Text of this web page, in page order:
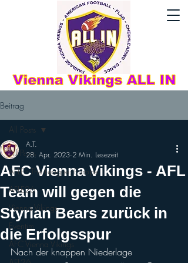
Beitrag
All Posts
AFLE - The League: Europe
AFLE26
Vienna Vikings
Eventim
AFC Vienna Vikings
All Posts
AFC Vienna Vikings - AFL
Team will gegen die
Styrian Bears zurück in
die Erfolgsspur
A.T.
28. Apr. 2023 2 Min. Lesezeit
Nach der knappen Niederlage